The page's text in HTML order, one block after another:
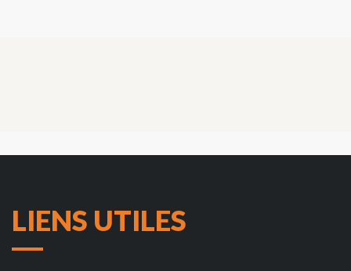
LIENS UTILES